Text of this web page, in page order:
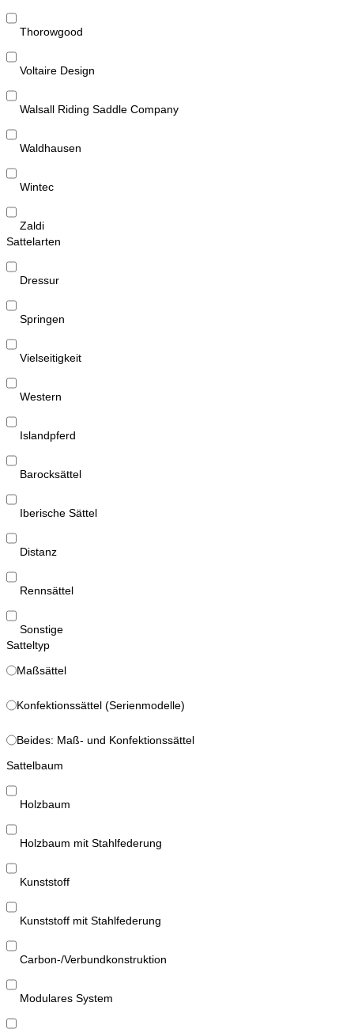
Thorowgood
Voltaire Design
Walsall Riding Saddle Company
Waldhausen
Wintec
Zaldi
Sattelarten
Dressur
Springen
Vielseitigkeit
Western
Islandpferd
Barocksättel
Iberische Sättel
Distanz
Rennsättel
Sonstige
Satteltyp
Maßsättel
Konfektionssättel (Serienmodelle)
Beides: Maß- und Konfektionssättel
Sattelbaum
Holzbaum
Holzbaum mit Stahlfederung
Kunststoff
Kunststoff mit Stahlfederung
Carbon-/Verbundkonstruktion
Modulares System